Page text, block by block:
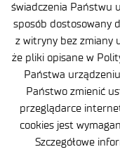
świadczenia Państwu
sposób dostosowany
z witryny bez zmiany
że pliki opisane w
Państwa
Państwo zmienić
przeglądarce
cookies jest
Szczegółowe
Oferta
Centra B+R
Baza Wiedzy
Projekty
Ogrody
Branżowy